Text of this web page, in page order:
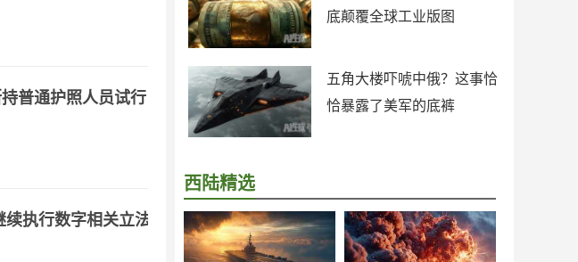
底颠覆全球工业版图
五角大楼吓唬中俄？这事恰
恰暴露了美军的底裤
西陆精选
普通护照人员试行
执行数字相关立法